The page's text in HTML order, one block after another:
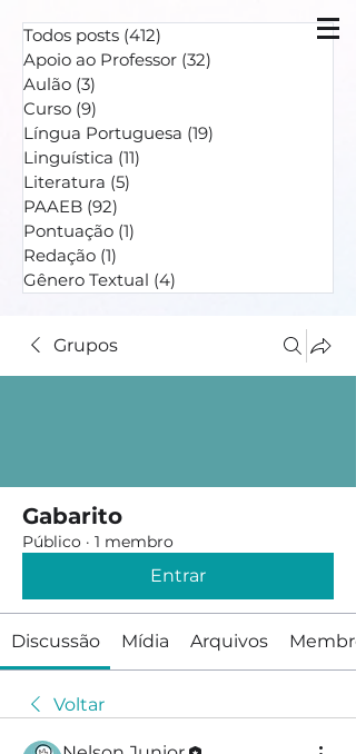
Todos posts (412)
Apoio ao Professor (32)
Aulão (3)
Curso (9)
Língua Portuguesa (19)
Linguística (11)
Literatura (5)
PAAEB (92)
Pontuação (1)
Redação (1)
Gênero Textual (4)
Grupos
Gabarito
Público · 1 membro
Entrar
Discussão Mídia Arquivos
Voltar